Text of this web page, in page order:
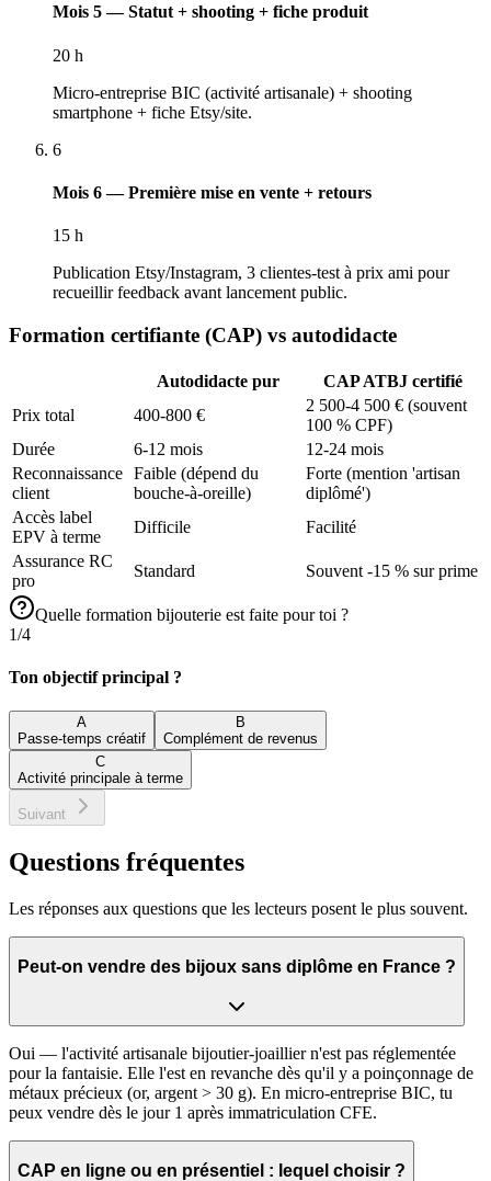
Mois 5 — Statut + shooting + fiche produit
20 h
Micro-entreprise BIC (activité artisanale) + shooting
smartphone + fiche Etsy/site.
6
Mois 6 — Première mise en vente + retours
15 h
Publication Etsy/Instagram, 3 clientes-test à prix ami pour
recueillir feedback avant lancement public.
Formation certifiante (CAP) vs autodidacte
Autodidacte pur
CAP ATBJ certifié
Prix total
400-800 €
2 500-4 500 € (souvent
100 % CPF)
Durée
6-12 mois
12-24 mois
Reconnaissance
client
Faible (dépend du
bouche-à-oreille)
Forte (mention 'artisan
diplômé')
Accès label
EPV à terme
Difficile
Facilité
Assurance RC
pro
Standard Souvent -15 % sur prime
Quelle formation bijouterie est faite pour toi ?
1/4
Ton objectif principal ?
A
Passe-temps créatif
B
Complément de revenus
C
Activité principale à terme
Suivant
Questions fréquentes
Les réponses aux questions que les lecteurs posent le plus souvent.
Peut-on vendre des bijoux sans diplôme en France ?
Oui — l'activité artisanale bijoutier-joaillier n'est pas réglementée
pour la fantaisie. Elle l'est en revanche dès qu'il y a poinçonnage de
métaux précieux (or, argent > 30 g). En micro-entreprise BIC, tu
peux vendre dès le jour 1 après immatriculation CFE.
CAP en ligne ou en présentiel : lequel choisir ?